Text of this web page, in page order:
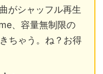
がシャッフル再生
、容量無制限の
ちゃう。ね？お得